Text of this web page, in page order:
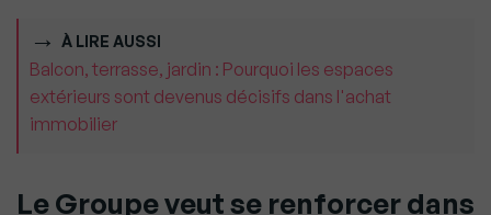
À LIRE AUSSI
Balcon, terrasse, jardin : Pourquoi les espaces
extérieurs sont devenus décisifs dans l'achat
immobilier
Le Groupe veut se renforcer dans